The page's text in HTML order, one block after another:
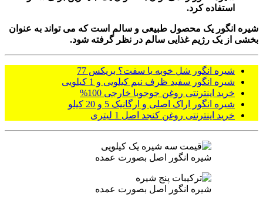
استفاده کرد.
شیره انگور یک محصول طبیعی و سالم است که می تواند به عنوان
بخشی از یک رژیم غذایی سالم در نظر گرفته شود.
شیره انگور شل خوبه یا سفت؟ بریکس 77
شیره انگور سفید ظرف نیم کیلویی و 1 کیلویی
خرید اینترنتی روغن جوجوبا خارجی 100%
شیره انگور اراک اصلی و ارگانیک 5 و 20 کیلو
خرید اینترنتی روغن کنجد اصل 1 لیتری
شیره انگور اصل بصورت عمده
شیره انگور اصل بصورت عمده